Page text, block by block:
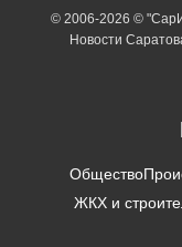
© 2006-2026 ©
Новости
Общество
ЖКХ и